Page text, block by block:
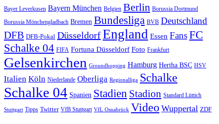
Bayer Leverkusen Bayern München Belgien Berlin Borussia Dortmund
Borussia Mönchengladbach Bremen Bundesliga BVB Deutschland
DFB DFB-Pokal DüsseldorfEngland Essen FansFC
Schalke 04 FIFA Fortuna Düsseldorf Foto Frankfurt
Gelsenkirchen Groundhopping Hamburg Hertha BSC HSV
Italien Köln Niederlande Oberliga Regionalliga Schalke
Schalke 04 Spanien Stadien Stadion Standard Lüttich
Stuttgart Tipps Twitter VfB Stuttgart VfL Osnabrück Video Wuppertal ZDF